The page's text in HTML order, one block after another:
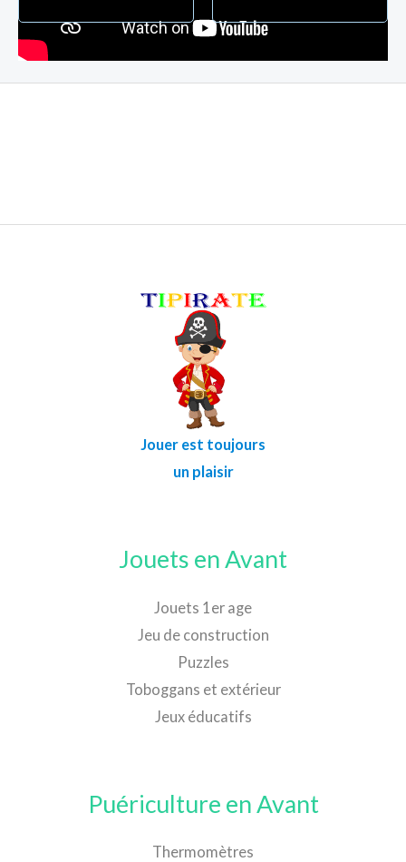
Jouer est toujours
un plaisir
Jouets en Avant
Jouets 1er age
Jeu de construction
Puzzles
Toboggans et extérieur
Jeux éducatifs
Puériculture en Avant
Thermomètres